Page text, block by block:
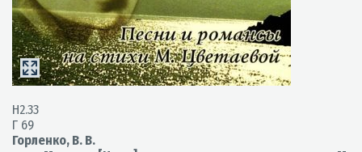
Н2.33
Г 69
Горленко, В. В.